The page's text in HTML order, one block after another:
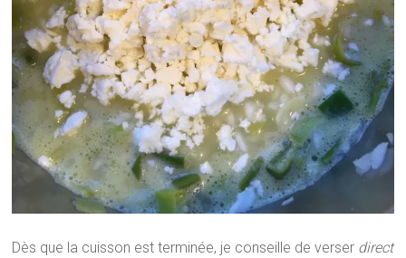
Dès que la cuisson est terminée, je conseille de verser direct